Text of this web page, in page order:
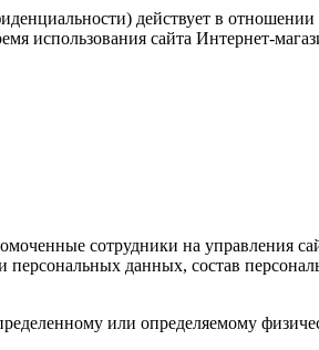
действует в
использования сайта Интернет-
сотрудники на управления
данных, состав
или определяемому